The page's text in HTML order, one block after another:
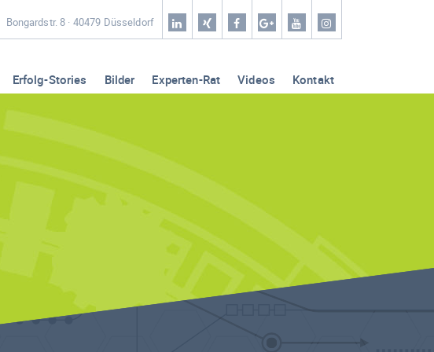
Bongardstr. 8 · 40479 Düsseldorf
Erfolg-Stories Bilder Experten-Rat Videos Kontakt
Home
Leistungen
Videos
Kontakt